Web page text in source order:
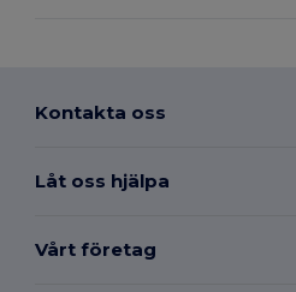
Kontakta oss
Låt oss hjälpa
Vårt företag